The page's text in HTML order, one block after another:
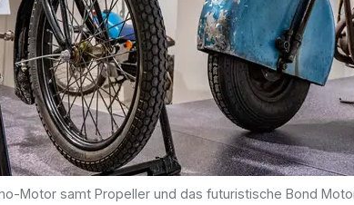
Motor samt Propeller und das futuristische Bond